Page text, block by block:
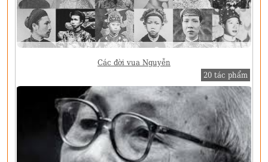
Các đời vua Nguyễn
20 tác phẩm